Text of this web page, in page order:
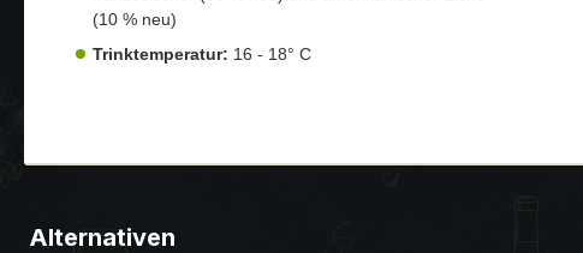
(10 % neu)
Trinktemperatur: 16 - 18° C
Alternativen